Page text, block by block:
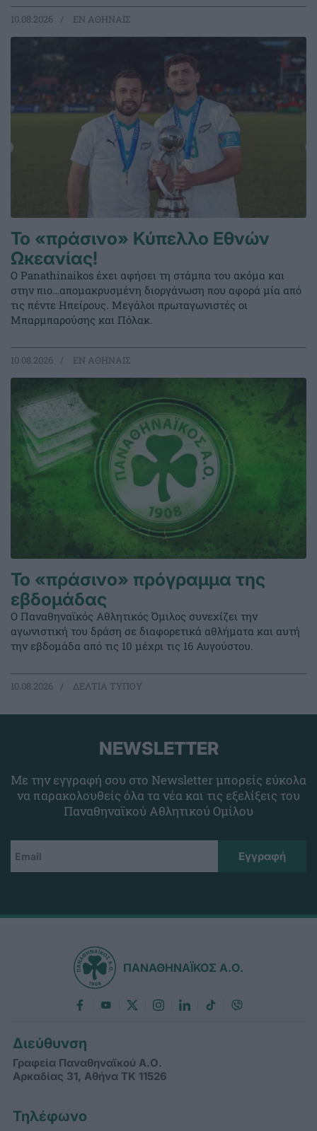
10.08.2026 EΝ ΑΘΗΝΑΙΣ
Το «πράσινο» Κύπελλο Εθνών
Ωκεανίας!
Ο Panathinaikos έχει αφήσει τη στάμπα του ακόμα και
στην πιο…απομακρυσμένη διοργάνωση που αφορά μία από
τις πέντε Ηπείρους. Μεγάλοι πρωταγωνιστές οι
Μπαρμπαρούσης και Πόλακ.
10.08.2026 EΝ ΑΘΗΝΑΙΣ
Το «πράσινο» πρόγραμμα της
εβδομάδας
Ο Παναθηναϊκός Αθλητικός Όμιλος συνεχίζει την
αγωνιστική του δράση σε διαφορετικά αθλήματα και αυτή
την εβδομάδα από τις 10 μέχρι τις 16 Αυγούστου.
10.08.2026 ΔΕΛΤΙΑ ΤΥΠΟΥ
NEWSLETTER
Με την εγγραφή σου στο Newsletter μπορείς εύκολα
να παρακολουθείς όλα τα νέα και τις εξελίξεις του
Παναθηναϊκού Αθλητικού Ομίλου
ΠΑΝΑΘΗΝΑΪΚΟΣ Α.Ο.
Διεύθυνση
Γραφεία Παναθηναϊκού Α.Ο.
Αρκαδίας 31, Αθήνα ΤΚ 11526
Τηλέφωνο